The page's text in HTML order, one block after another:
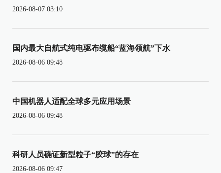
2026-08-07 03:10
国内最大自航式纯电驱布缆船“蓝海领航”下水
2026-08-06 09:48
中国机器人适配全球多元应用场景
2026-08-06 09:48
科研人员确证新型粒子“胶球”的存在
2026-08-06 09:47